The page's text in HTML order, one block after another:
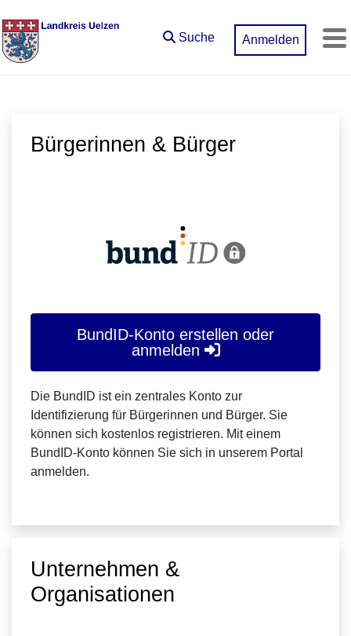
Suche Anmelden
Bürgerinnen & Bürger
BundID-Konto erstellen oder
anmelden
Die BundID ist ein zentrales Konto zur
Identifizierung für Bürgerinnen und Bürger. Sie
können sich kostenlos registrieren. Mit einem
BundID-Konto können Sie sich in unserem Portal
anmelden.
Unternehmen &
Organisationen